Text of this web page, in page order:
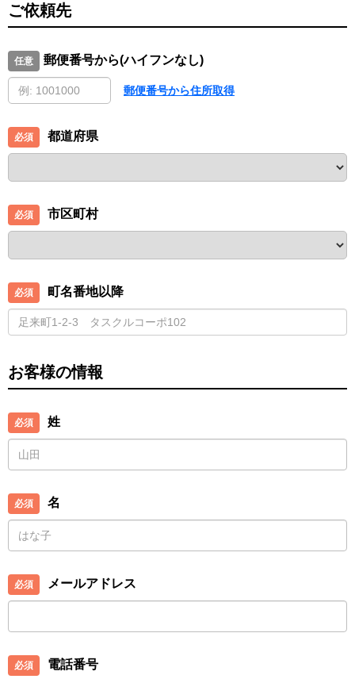
ご依頼先
郵便番号から(ハイフンなし)
郵便番号から住所取得
都道府県
市区町村
町名番地以降
お客様の情報
姓
名
メールアドレス
電話番号